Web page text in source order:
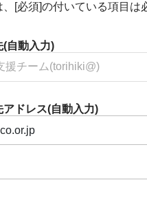
、[必須]の付いている項目は
(自動入力)
アドレス(自動入力)